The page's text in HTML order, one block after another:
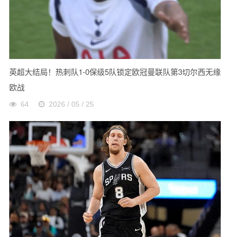
英超大结局！热刺队1-0保级5队锁定欧冠曼联队第3切尔西无缘
欧战
64 2026 / 05 / 25